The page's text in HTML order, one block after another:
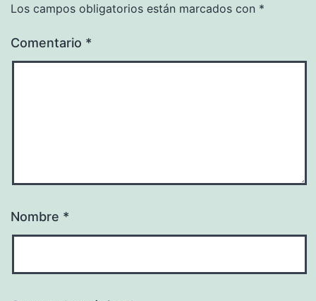
Los campos obligatorios están marcados con *
Comentario *
Nombre *